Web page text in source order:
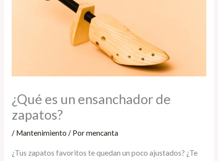
¿Qué es un ensanchador de
zapatos?
/ Mantenimiento / Pormencanta
¿Tus zapatos favoritos te quedan un poco ajustados? ¿Te